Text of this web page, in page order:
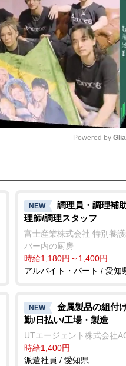
t
Powered by
NEW
調理員・調理補
理師/調理スタッフ
富士産業株式会社 特別養
バー内の厨房
時給1,180円～1,400円
アルバイト・パート / 愛知
NEW
金属製品の組付
勤/日払い/工場・製造
UTエージェント株式会社
時給1,400円
派遣社員 / 愛知県